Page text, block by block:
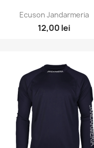
Ecuson Jandarmeria
12,00 lei